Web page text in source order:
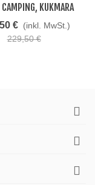
KUKMARA
€ (inkl. MwSt.)
229,50 €